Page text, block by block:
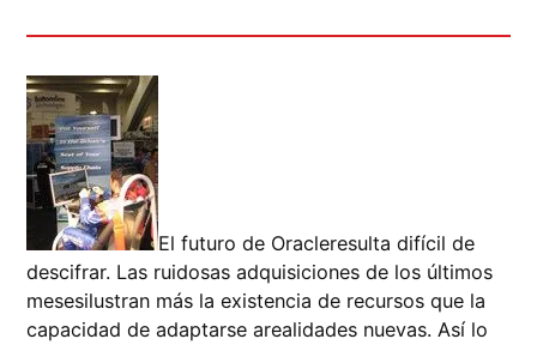
El futuro de Oracleresulta difícil de
descifrar. Las ruidosas adquisiciones de los últimos
mesesilustran más la existencia de recursos que la
capacidad de adaptarse arealidades nuevas. Así lo